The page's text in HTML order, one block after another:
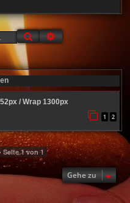
Suche
/ Wrap 1300px
1 2
Seite1von1
Gehe zu